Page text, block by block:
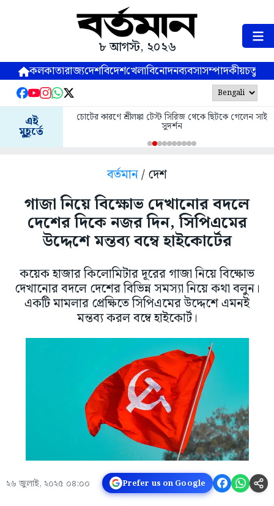
৮ আগস্ট, ২০২৬
কলকাতারাজ্যদেশবিদেশখেলাবিনোদনব্যবসাসম্পাদকীয়
এই
মুহূর্তে
চোটের কারণে শ্রীলঙ্কা টেস্ট সিরিজ থেকে ছিটকে গেলেন সাই
সুদর্শন
বর্তমান/ দেশ
গাজা নিয়ে বিক্ষোভ দেখানোর বদলে
দেশের দিকে নজর দিন, সিপিএমের
উদ্দেশে মন্তব্য বম্বে হাইকোর্টের
কয়েক হাজার কিলোমিটার দূরের গাজা নিয়ে বিক্ষোভ
দেখানোর বদলে দেশের বিভিন্ন সমস্যা নিয়ে কথা বলুন।
একটি মামলার প্রেক্ষিতে সিপিএমের উদ্দেশে এমনই
মন্তব্য করল বম্বে হাইকোর্ট।
২৬ জুলাই, ২০২৫ ০৪:০০ Prefer us on Google